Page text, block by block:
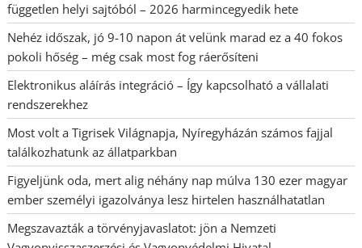
független helyi sajtóból – 2026 harmincegyedik hete
Nehéz időszak, jó 9-10 napon át velünk marad ez a 40 fokos
pokoli hőség – még csak most fog ráerősíteni
Elektronikus aláírás integráció – Így kapcsolható a vállalati
rendszerekhez
Most volt a Tigrisek Világnapja, Nyíregyházán számos fajjal
találkozhatunk az állatparkban
Figyeljünk oda, mert alig néhány nap múlva 130 ezer magyar
ember személyi igazolványa lesz hirtelen használhatatlan
Megszavazták a törvényjavaslatot: jön a Nemzeti